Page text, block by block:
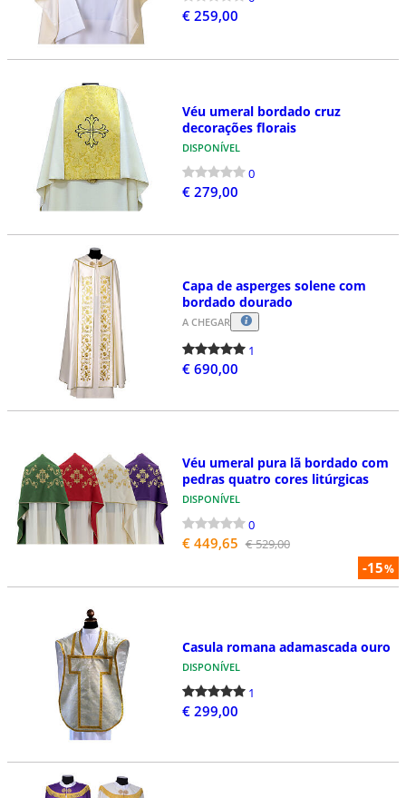
€ 259,00
Véu umeral bordado cruz
decorações florais
DISPONÍVEL
0
€ 279,00
Capa de asperges solene com
bordado dourado
A CHEGAR
1
€ 690,00
-15%
Véu umeral pura lã bordado com
pedras quatro cores litúrgicas
DISPONÍVEL
0
€ 449,65 € 529,00
Casula romana adamascada ouro
DISPONÍVEL
1
€ 299,00